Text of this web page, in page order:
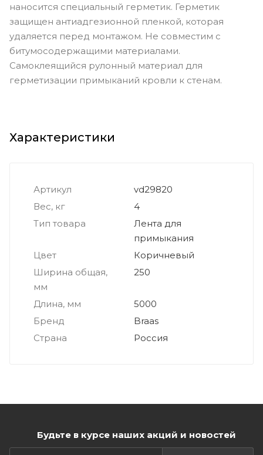
наносится специальный герметик. Герметик
защищен антиадгезионной пленкой, которая
удаляется перед монтажом. Не совместим с
битумосодержащими материалами.
Самоклеящийся рулонный материал для
герметизации примыканий кровли к стенам.
Характеристики
Артикул
vd29820
Вес, кг
4
Тип товара
Лента для
примыкания
Цвет
Коричневый
Ширина общая,
мм
250
Длина, мм
5000
Бренд
Braas
Страна
Россия
Будьте в курсе наших акций и новостей